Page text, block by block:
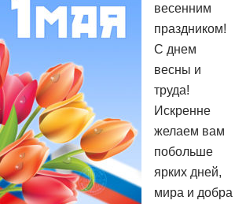
весенним
праздником!
С днем
весны и
труда!
Искренне
желаем вам
побольше
ярких дней,
мира и добра